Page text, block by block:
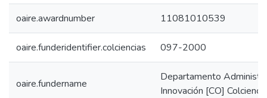
oaire.awardnumber 11081010539
oaire.funderidentifier.colciencias 097-2000
oaire.fundername
Departamento
Innovación [CO]